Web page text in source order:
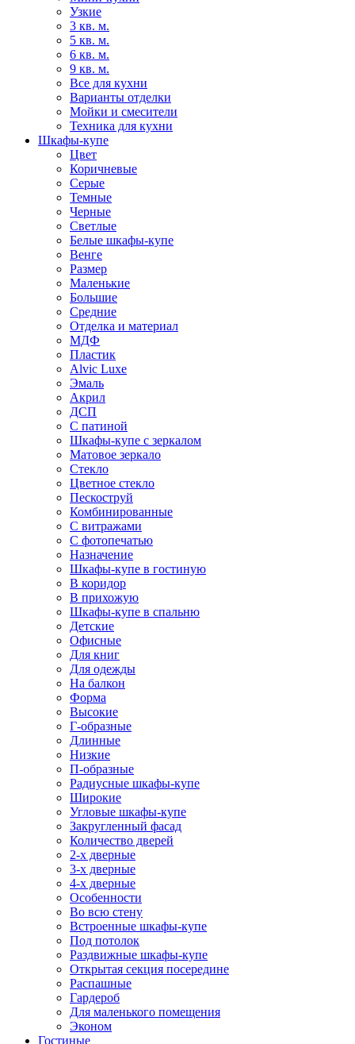
Узкие
3 кв. м.
5 кв. м.
6 кв. м.
9 кв. м.
Все для кухни
Варианты отделки
Мойки и смесители
Техника для кухни
Шкафы-купе
Цвет
Коричневые
Серые
Темные
Черные
Светлые
Белые шкафы-купе
Венге
Размер
Маленькие
Большие
Средние
Отделка и материал
МДФ
Пластик
Alvic Luxe
Эмаль
Акрил
ДСП
С патиной
Шкафы-купе с зеркалом
Матовое зеркало
Стекло
Цветное стекло
Пескоструй
Комбинированные
С витражами
С фотопечатью
Назначение
Шкафы-купе в гостиную
В коридор
В прихожую
Шкафы-купе в спальню
Детские
Офисные
Для книг
Для одежды
На балкон
Форма
Высокие
Г-образные
Длинные
Низкие
П-образные
Радиусные шкафы-купе
Широкие
Угловые шкафы-купе
Закругленный фасад
Количество дверей
2-х дверные
3-х дверные
4-х дверные
Особенности
Во всю стену
Встроенные шкафы-купе
Под потолок
Раздвижные шкафы-купе
Открытая секция посередине
Распашные
Гардероб
Для маленького помещения
Эконом
Гостиные